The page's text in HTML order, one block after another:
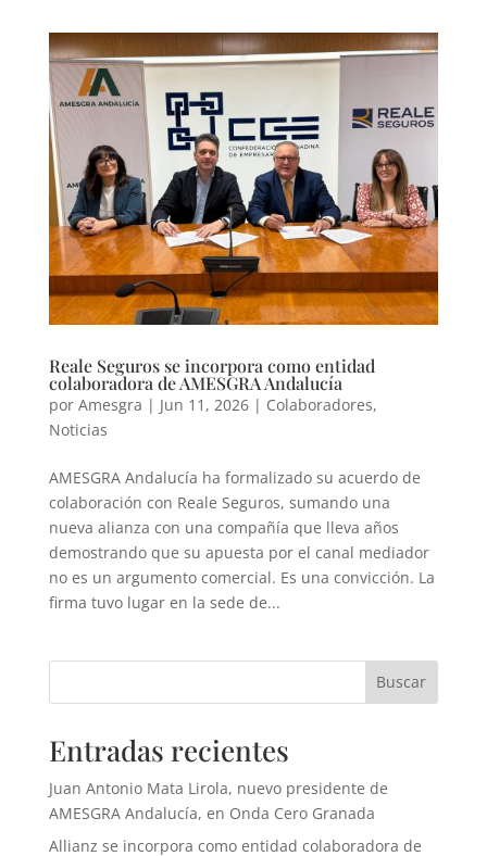
Reale Seguros se incorpora como entidad
colaboradora de AMESGRA Andalucía
por Amesgra | Jun 11, 2026| Colaboradores,
Noticias
AMESGRA Andalucía ha formalizado su acuerdo de
colaboración con Reale Seguros, sumando una
nueva alianza con una compañía que lleva años
demostrando que su apuesta por el canal mediador
no es un argumento comercial. Es una convicción. La
firma tuvo lugar en la sede de...
Buscar
Entradas recientes
Juan Antonio Mata Lirola, nuevo presidente de
AMESGRA Andalucía, en Onda Cero Granada
Allianz se incorpora como entidad colaboradora de